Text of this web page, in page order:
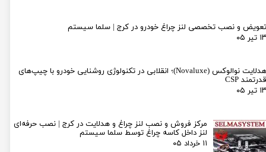
تعویض و نصب تخصصی لنز چراغ خودرو در کرج | سلما سیستم
۱۳ تیر ۰۵
هدلایت نوالوکس (Novaluxe)؛ انقلابی در تکنولوژی روشنایی خودرو با چیپ‌های
قدرتمند CSP
۱۳ تیر ۰۵
مرکز فروش و نصب لنز چراغ و هدلایت در کرج | نصب حرفه‌ای
لنز داخل کاسه چراغ توسط سلما سیستم
۱۱ خرداد ۰۵